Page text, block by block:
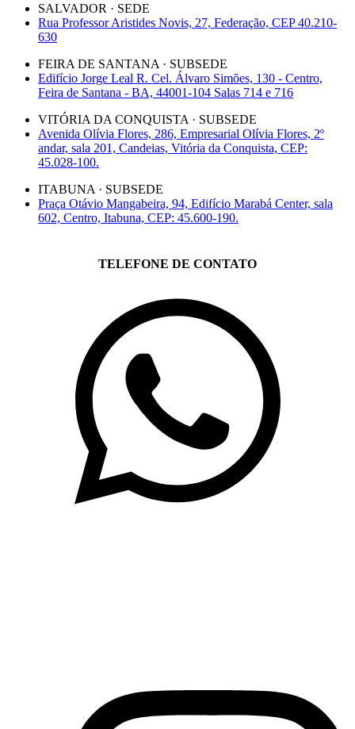
SALVADOR · SEDE
Rua Professor Aristides Novis, 27, Federação, CEP 40.210-
630
FEIRA DE SANTANA · SUBSEDE
Edifício Jorge Leal R. Cel. Álvaro Simões, 130 - Centro,
Feira de Santana - BA, 44001-104 Salas 714 e 716
VITÓRIA DA CONQUISTA · SUBSEDE
Avenida Olívia Flores, 286, Empresarial Olívia Flores, 2º
andar, sala 201, Candeias, Vitória da Conquista, CEP:
45.028-100.
ITABUNA · SUBSEDE
Praça Otávio Mangabeira, 94, Edifício Marabá Center, sala
602, Centro, Itabuna, CEP: 45.600-190.
TELEFONE DE CONTATO